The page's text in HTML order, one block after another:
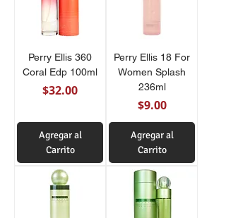
Perry Ellis 360
Coral Edp 100ml
Precio
$32.00
Agregar al
Carrito
Perry Ellis 18 For
Women Splash
236ml
Precio
$9.00
Agregar al
Carrito